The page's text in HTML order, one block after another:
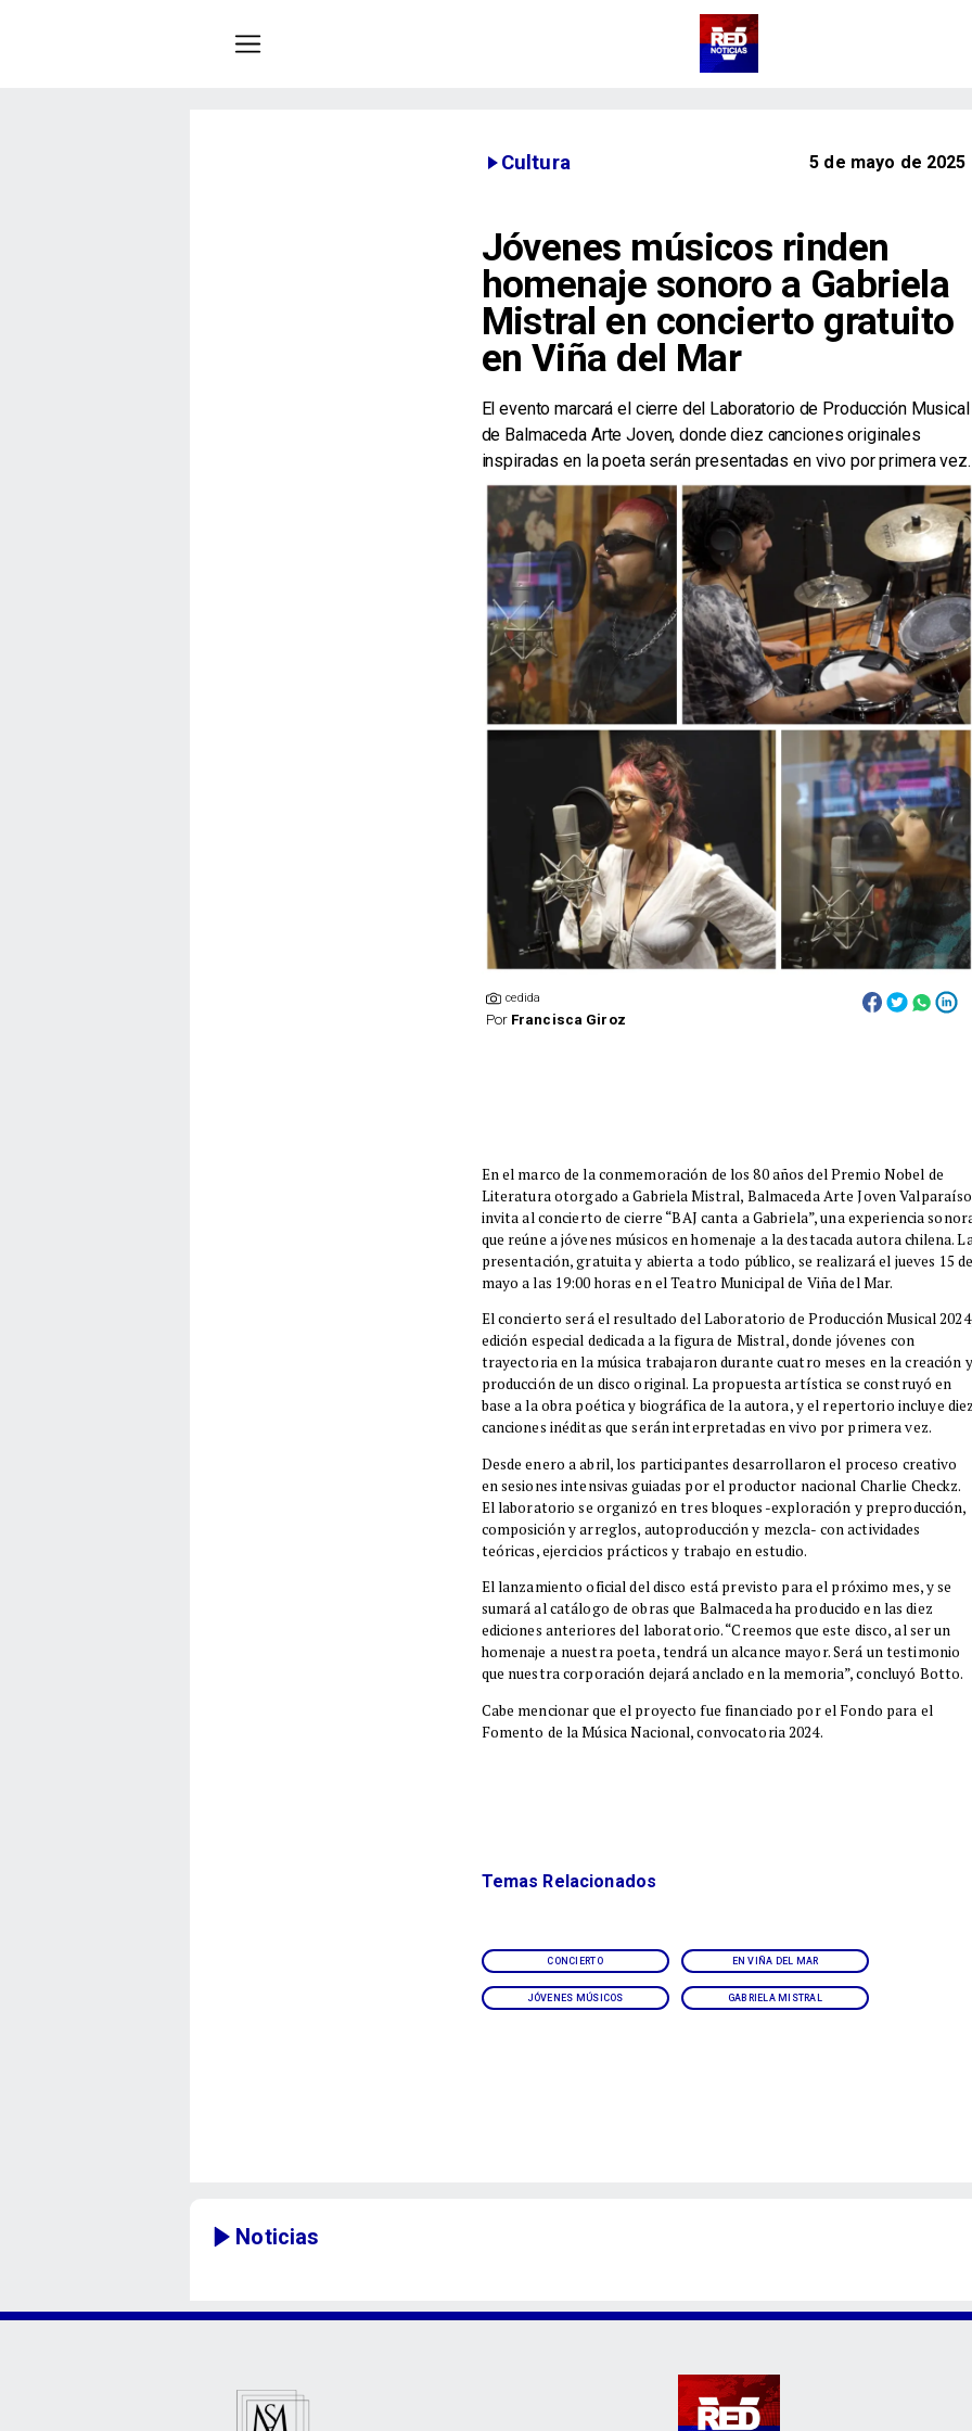
Cultura 5 de mayo de 2025
Jóvenes músicos rinden
homenaje sonoro a Gabriela
Mistral en concierto gratuito
en Viña del Mar
​El evento marcará el cierre del Laboratorio de Producción Musical
de Balmaceda Arte Joven, donde diez canciones originales
inspiradas en la poeta serán presentadas en vivo por primera vez.
cedida
Por Francisca Giroz
​En el marco de la conmemoración de los 80 años del Premio Nobel de
Literatura otorgado a Gabriela Mistral, Balmaceda Arte Joven Valparaíso
invita al concierto de cierre “BAJ canta a Gabriela”, una experiencia
que reúne a jóvenes músicos en homenaje a la destacada autora chilena.
presentación, gratuita y abierta a todo público, se realizará el jueves 15 de
mayo a las 19:00 horas en el Teatro Municipal de Viña del Mar.
El concierto será el resultado del Laboratorio de Producción Musical
edición especial dedicada a la figura de Mistral, donde jóvenes con
trayectoria en la música trabajaron durante cuatro meses en la creación y
producción de un disco original. La propuesta artística se construyó en
base a la obra poética y biográfica de la autora, y el repertorio incluye diez
canciones inéditas que serán interpretadas en vivo por primera vez.
Desde enero a abril, los participantes desarrollaron el proceso creativo
en sesiones intensivas guiadas por el productor nacional Charlie Checkz.
El laboratorio se organizó en tres bloques -exploración y preproducción,
composición y arreglos, autoproducción y mezcla- con actividades
teóricas, ejercicios prácticos y trabajo en estudio.
El lanzamiento oficial del disco está previsto para el próximo mes, y se
sumará al catálogo de obras que Balmaceda ha producido en las diez
ediciones anteriores del laboratorio. “Creemos que este disco, al ser un
homenaje a nuestra poeta, tendrá un alcance mayor. Será un testimonio
que nuestra corporación dejará anclado en la memoria”, concluyó Botto.
Cabe mencionar que el proyecto fue financiado por el Fondo para el
Fomento de la Música Nacional, convocatoria 2024.
CONCIERTO EN VIÑA DEL MAR
JÓVENES MÚSICOS GABRIELA MISTRAL
Temas Relacionados
Noticias